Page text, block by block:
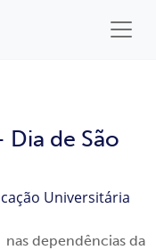
de São
Universitária
dependências da